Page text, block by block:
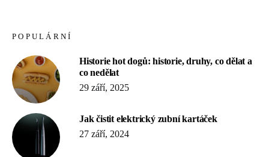
POPULÁRNÍ
Historie hot dogů: historie, druhy, co dělat a
co nedělat
29 září, 2025
Jak čistit elektrický zubní kartáček
27 září, 2024